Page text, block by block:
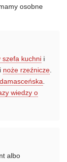
osobne
szefa kuchni i
i noże rzeźnicze.
.
wiedzy o
albo